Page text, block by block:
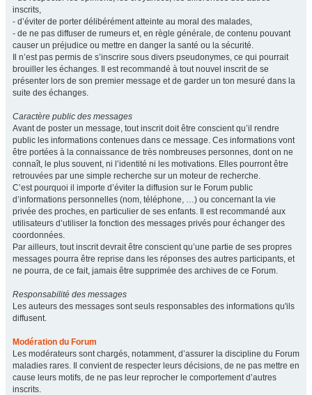
inscrits,
- d’éviter de porter délibérément atteinte au moral des malades,
- de ne pas diffuser de rumeurs et, en règle générale, de contenu pouvant
causer un préjudice ou mettre en danger la santé ou la sécurité.
Il n’est pas permis de s’inscrire sous divers pseudonymes, ce qui pourrait
brouiller les échanges. Il est recommandé à tout nouvel inscrit de se
présenter lors de son premier message et de garder un ton mesuré dans la
suite des échanges.
Caractère public des messages
Avant de poster un message, tout inscrit doit être conscient qu’il rendre
public les informations contenues dans ce message. Ces informations vont
être portées à la connaissance de très nombreuses personnes, dont on ne
connaît, le plus souvent, ni l’identité ni les motivations. Elles pourront être
retrouvées par une simple recherche sur un moteur de recherche.
C’est pourquoi il importe d’éviter la diffusion sur le Forum public
d’informations personnelles (nom, téléphone, …) ou concernant la vie
privée des proches, en particulier de ses enfants. Il est recommandé aux
utilisateurs d’utiliser la fonction des messages privés pour échanger des
coordonnées.
Par ailleurs, tout inscrit devrait être conscient qu’une partie de ses propres
messages pourra être reprise dans les réponses des autres participants, et
ne pourra, de ce fait, jamais être supprimée des archives de ce Forum.
Responsabilité des messages
Les auteurs des messages sont seuls responsables des informations qu'ils
diffusent.
Modération du Forum
Les modérateurs sont chargés, notamment, d’assurer la discipline du Forum
maladies rares. Il convient de respecter leurs décisions, de ne pas mettre en
cause leurs motifs, de ne pas leur reprocher le comportement d’autres
inscrits.